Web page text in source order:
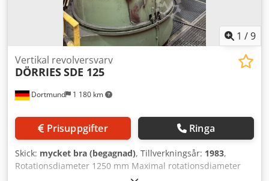
1 /9
Dortmund 1 180 km
Vertikal revolversvarv
DÖRRIESSDE 125
Prisuppgifter Ringa
Skick: mycket bra (begagnad), Tillverkningsår: 1983,
Rotationsdiameter 1250 mm Maximal rotationsdiameter
1400 mm Maximal rotationshöjd 1160 mm Maximalt